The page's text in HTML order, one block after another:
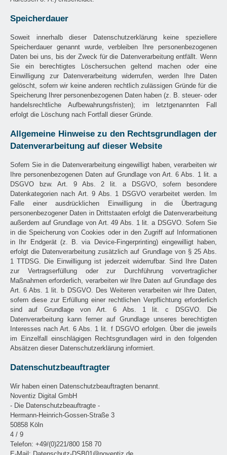
Speicherdauer
Soweit innerhalb dieser Datenschutzerklärung keine speziellere
Speicherdauer genannt wurde, verbleiben Ihre personenbezogenen
Daten bei uns, bis der Zweck für die Datenverarbeitung entfällt. Wenn
Sie ein berechtigtes Löschersuchen geltend machen oder eine
Einwilligung zur Datenverarbeitung widerrufen, werden Ihre Daten
gelöscht, sofern wir keine anderen rechtlich zulässigen Gründe für die
Speicherung Ihrer personenbezogenen Daten haben (z. B. steuer- oder
handelsrechtliche Aufbewahrungsfristen); im letztgenannten Fall
erfolgt die Löschung nach Fortfall dieser Gründe.
Allgemeine Hinweise zu den Rechtsgrundlagen der
Datenverarbeitung auf dieser Website
Sofern Sie in die Datenverarbeitung eingewilligt haben, verarbeiten wir
Ihre personenbezogenen Daten auf Grundlage von Art. 6 Abs. 1 lit. a
DSGVO bzw. Art. 9 Abs. 2 lit. a DSGVO, sofern besondere
Datenkategorien nach Art. 9 Abs. 1 DSGVO verarbeitet werden. Im
Falle einer ausdrücklichen Einwilligung in die Übertragung
personenbezogener Daten in Drittstaaten erfolgt die Datenverarbeitung
außerdem auf Grundlage von Art. 49 Abs. 1 lit. a DSGVO. Sofern Sie
in die Speicherung von Cookies oder in den Zugriff auf Informationen
in Ihr Endgerät (z. B. via Device-Fingerprinting) eingewilligt haben,
erfolgt die Datenverarbeitung zusätzlich auf Grundlage von § 25 Abs.
1 TTDSG. Die Einwilligung ist jederzeit widerrufbar. Sind Ihre Daten
zur Vertragserfüllung oder zur Durchführung vorvertraglicher
Maßnahmen erforderlich, verarbeiten wir Ihre Daten auf Grundlage des
Art. 6 Abs. 1 lit. b DSGVO. Des Weiteren verarbeiten wir Ihre Daten,
sofern diese zur Erfüllung einer rechtlichen Verpflichtung erforderlich
sind auf Grundlage von Art. 6 Abs. 1 lit. c DSGVO. Die
Datenverarbeitung kann ferner auf Grundlage unseres berechtigten
Interesses nach Art. 6 Abs. 1 lit. f DSGVO erfolgen. Über die jeweils
im Einzelfall einschlägigen Rechtsgrundlagen wird in den folgenden
Absätzen dieser Datenschutzerklärung informiert.
Datenschutzbeauftragter
Wir haben einen Datenschutzbeauftragten benannt.
Noventiz Digital GmbH
- Die Datenschutzbeauftragte -
Hermann-Heinrich-Gossen-Straße 3
50858 Köln
4 / 9
Telefon: +49/(0)221/800 158 70